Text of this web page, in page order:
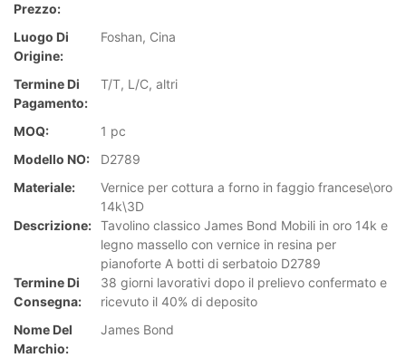
Prezzo:
Luogo Di
Origine:
Foshan, Cina
Termine Di
Pagamento:
T/T, L/C, altri
MOQ:
1 pc
Modello NO:
D2789
Materiale:
Vernice per cottura a forno in faggio francese\oro
14k\3D
Descrizione: Tavolino classico James Bond Mobili in oro 14k e
legno massello con vernice in resina per
pianoforte A botti di serbatoio D2789
Termine Di
Consegna:
38 giorni lavorativi dopo il prelievo confermato e
ricevuto il 40% di deposito
Nome Del
Marchio:
James Bond